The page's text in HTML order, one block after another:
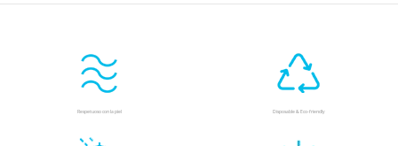
Respetuoso con la piel Disposable & Eco-friendly